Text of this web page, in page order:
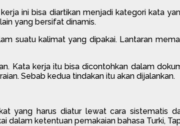
ini bisa diartikan menjadi kategori kata
yang bersifat dinamis.
suatu kalimat yang dipakai. Lantaran
Kata kerja itu bisa dicontohkan dalam
Sebab kedua tindakan itu akan dijalankan.
yang harus diatur lewat cara sistematis
dalam ketentuan pemakaian bahasa Turki,